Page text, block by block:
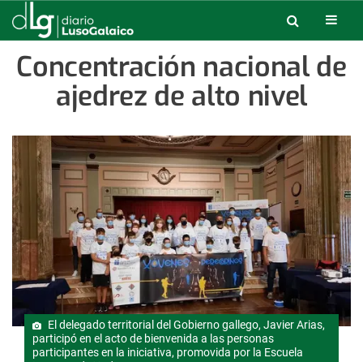
Concentración nacional de
ajedrez de alto nivel
El delegado territorial del Gobierno gallego, Javier Arias,
participó en el acto de bienvenida a las personas
participantes en la iniciativa, promovida por la Escuela